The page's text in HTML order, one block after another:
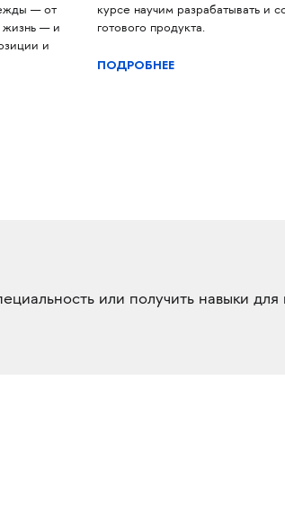
— от
жизнь — и
и
курсе научим разрабатывать и
готового продукта.
ПОДРОБНЕЕ
или получить навыки